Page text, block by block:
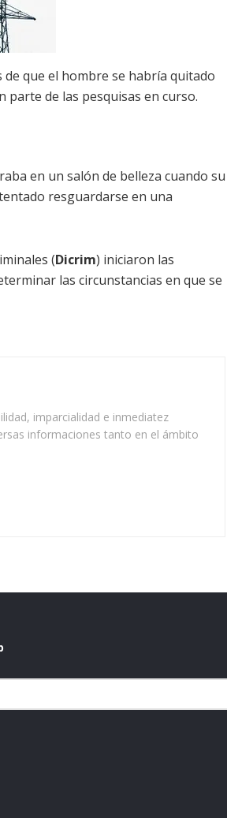
que el hombre se habría quitado
parte de las pesquisas en curso.
en un salón de belleza cuando su
resguardarse en una
(Dicrim) iniciaron las
las circunstancias en que se
imparcialidad e inmediatez
informaciones tanto en el ámbito